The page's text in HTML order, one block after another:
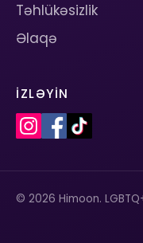
Təhlükəsizlik
Əlaqə
İZLƏYIN
© 2026 Himoon.